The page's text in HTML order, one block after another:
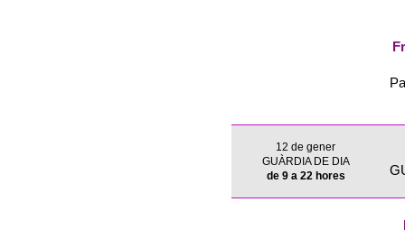
12 de gener
GUÀRDIA DE DIA
de 9 a 22 hores